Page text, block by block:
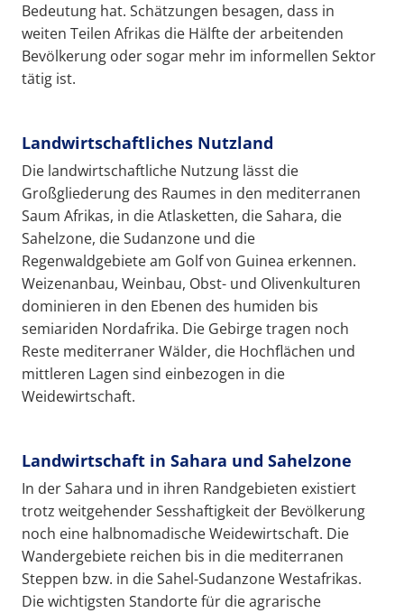
Bedeutung hat. Schätzungen besagen, dass in
weiten Teilen Afrikas die Hälfte der arbeitenden
Bevölkerung oder sogar mehr im informellen Sektor
tätig ist.
Landwirtschaftliches Nutzland
Die landwirtschaftliche Nutzung lässt die
Großgliederung des Raumes in den mediterranen
Saum Afrikas, in die Atlasketten, die Sahara, die
Sahelzone, die Sudanzone und die
Regenwaldgebiete am Golf von Guinea erkennen.
Weizenanbau, Weinbau, Obst- und Olivenkulturen
dominieren in den Ebenen des humiden bis
semiariden Nordafrika. Die Gebirge tragen noch
Reste mediterraner Wälder, die Hochflächen und
mittleren Lagen sind einbezogen in die
Weidewirtschaft.
Landwirtschaft in Sahara und Sahelzone
In der Sahara und in ihren Randgebieten existiert
trotz weitgehender Sesshaftigkeit der Bevölkerung
noch eine halbnomadische Weidewirtschaft. Die
Wandergebiete reichen bis in die mediterranen
Steppen bzw. in die Sahel-Sudanzone Westafrikas.
Die wichtigsten Standorte für die agrarische